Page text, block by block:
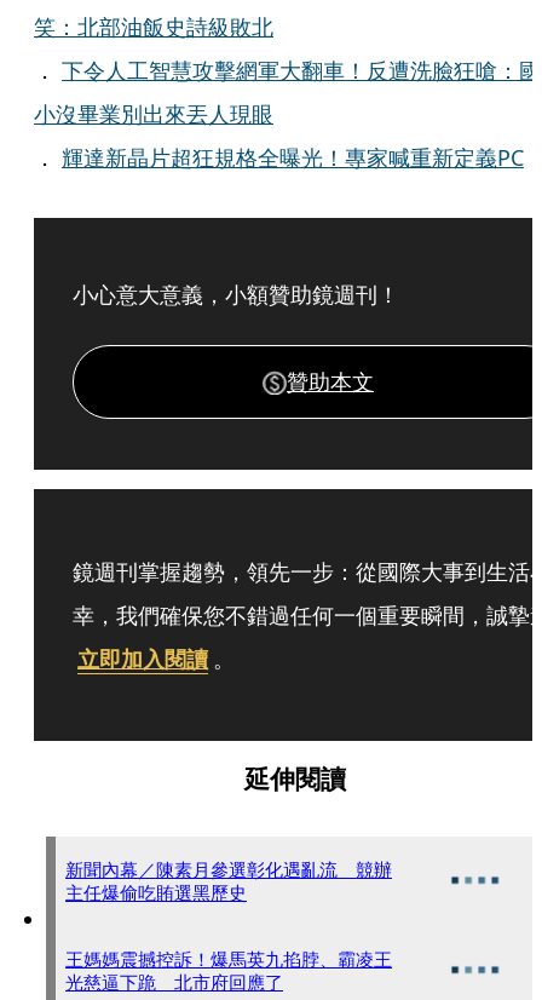
笑：北部油飯史詩級敗北
． 下令人工智慧攻擊網軍大翻車！反遭洗臉狂嗆：國
小沒畢業別出來丟人現眼
． 輝達新晶片超狂規格全曝光！專家喊重新定義PC
小心意大意義，小額贊助鏡週刊！
贊助本文
鏡週刊掌握趨勢，領先一步：從國際大事到生活
幸，我們確保您不錯過任何一個重要瞬間，誠摯
立即加入閱讀 。
延伸閱讀
新聞內幕／陳素月參選彰化遇亂流 競辦
主任爆偷吃賄選黑歷史
王媽媽震撼控訴！爆馬英九掐脖、霸凌王
光慈逼下跪 北市府回應了